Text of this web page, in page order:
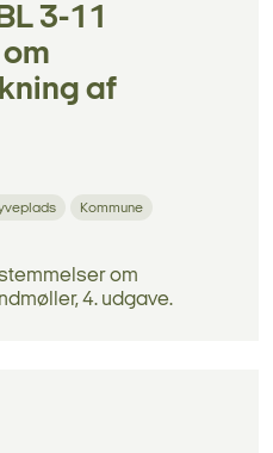
3-11
af
Kommune
om
4. udgave.